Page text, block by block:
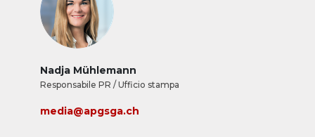
Nadja Mühlemann
Responsabile PR / Ufficio stampa
media@apgsga.ch